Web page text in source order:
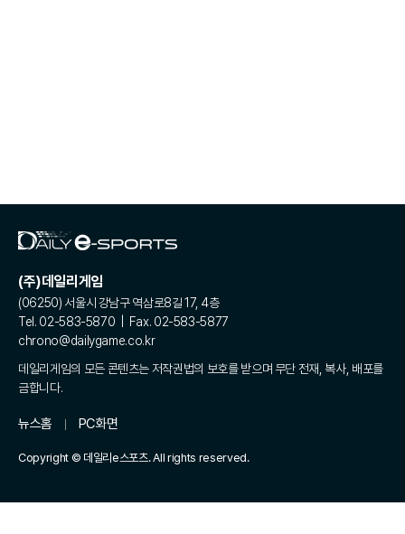
(주)데일리게임
(06250) 서울시 강남구 역삼로8길 17, 4층
Tel. 02-583-5870 | Fax. 02-583-5877
chrono@dailygame.co.kr
데일리게임의 모든 콘텐츠는 저작권법의 보호를 받으며 무단 전재, 복사, 배포를
금합니다.
뉴스홈 PC화면
Copyright © 데일리e스포츠. All rights reserved.